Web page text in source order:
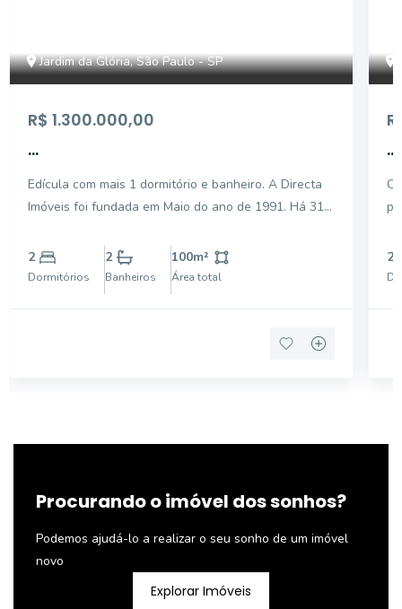
Jardim da Glória, São Paulo - SP
R$ 1.300.000,00
...
Edícula com mais 1 dormitório e banheiro. A Directa
Imóveis foi fundada em Maio do ano de 1991. Há 31
intermediação de negociações de compras/vendas,
locações e administrações de bens imóveis. Com
2
Dormitórios
2
Banheiros
100m²
Área total
...
2
Procurando o imóvel dos sonhos?
Podemos ajudá-lo a realizar o seu sonho de um imóvel
novo
Explorar Imóveis